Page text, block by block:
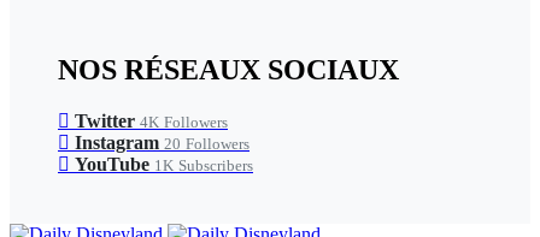
NOS RÉSEAUX SOCIAUX
Twitter 4K Followers
Instagram 20 Followers
YouTube 1K Subscribers